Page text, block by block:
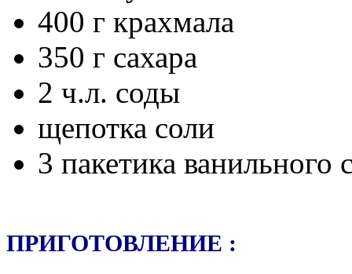
400 г крахмала
350 г сахара
2 ч.л. соды
щепотка соли
3 пакетика ванильного
ПРИГОТОВЛЕНИЕ :